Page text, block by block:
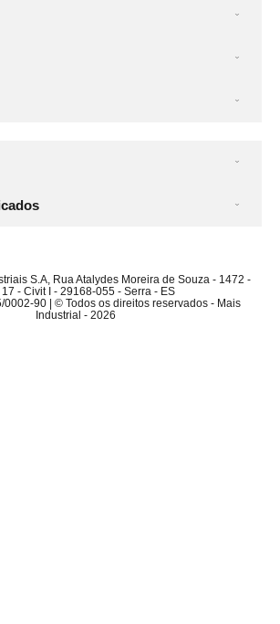
S.A, Rua Atalydes Moreira de Souza - 1472 -
- Civit I - 29168-055 - Serra - ES
0002-90 | © Todos os direitos reservados - Mais
Industrial - 2026